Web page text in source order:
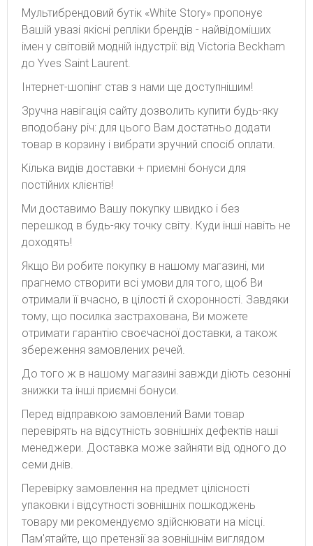
Мультибрендовий бутік «White Story» пропонує
Вашій увазі якісні репліки брендів - найвідоміших
імен у світовій модній індустрії: від Victoria Beckham
до Yves Saint Laurent.
Інтернет-шопінг став з нами ще доступнішим!
Зручна навігація сайту дозволить купити будь-яку
вподобану річ: для цього Вам достатньо додати
товар в корзину і вибрати зручний спосіб оплати.
Кілька видів доставки + приємні бонуси для
постійних клієнтів!
Ми доставимо Вашу покупку швидко і без
перешкод в будь-яку точку світу. Куди інші навіть не
доходять!
Якщо Ви робите покупку в нашому магазині, ми
прагнемо створити всі умови для того, щоб Ви
отримали її вчасно, в цілості й схоронності. Завдяки
тому, що посилка застрахована, Ви можете
отримати гарантію своєчасної доставки, а також
збереження замовлених речей.
До того ж в нашому магазині завжди діють сезонні
знижки та інші приємні бонуси.
Перед відправкою замовлений Вами товар
перевірять на відсутність зовнішніх дефектів наші
менеджери. Доставка може зайняти від одного до
семи днів.
Перевірку замовлення на предмет цілісності
упаковки і відсутності зовнішніх пошкоджень
товару ми рекомендуємо здійснювати на місці.
Пам'ятайте, що претензії за зовнішнім виглядом